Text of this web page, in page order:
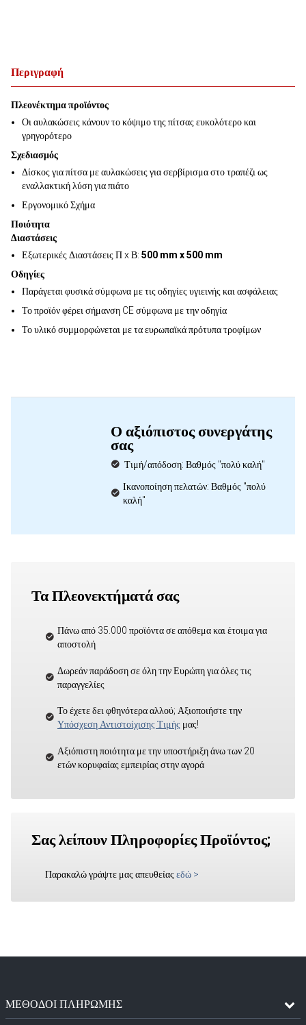
Περιγραφή
Πλεονέκτημα προϊόντος
Οι αυλακώσεις κάνουν το κόψιμο της πίτσας ευκολότερο και
γρηγορότερο
Σχεδιασμός
Δίσκος για πίτσα με αυλακώσεις για σερβίρισμα στο τραπέζι ως
εναλλακτική λύση για πιάτο
Εργονομικό Σχήμα
Ποιότητα
Διαστάσεις
Εξωτερικές Διαστάσεις Π x Β: 500 mm x 500 mm
Οδηγίες
Παράγεται φυσικά σύμφωνα με τις οδηγίες υγιεινής και ασφάλειας
Το προϊόν φέρει σήμανση CE σύμφωνα με την οδηγία
Το υλικό συμμορφώνεται με τα ευρωπαϊκά πρότυπα τροφίμων
Ο αξιόπιστος συνεργάτης
σας
Τιμή/απόδοση: Βαθμός "πολύ καλή"
Ικανοποίηση πελατών: Βαθμός "πολύ
καλή"
Τα Πλεονεκτήματά σας
Πάνω από 35.000 προϊόντα σε απόθεμα και έτοιμα για
αποστολή
Δωρεάν παράδοση σε όλη την Ευρώπη για όλες τις
παραγγελίες
Το έχετε δει φθηνότερα αλλού; Αξιοποιήστε την
Υπόσχεση Αντιστοίχισης Τιμής μας!
Αξιόπιστη ποιότητα με την υποστήριξη άνω των 20
ετών κορυφαίας εμπειρίας στην αγορά
Σας λείπουν Πληροφορίες Προϊόντος;
Παρακαλώ γράψτε μας απευθείας εδώ >
ΜΈΘΟΔΟΙ ΠΛΗΡΩΜΉΣ